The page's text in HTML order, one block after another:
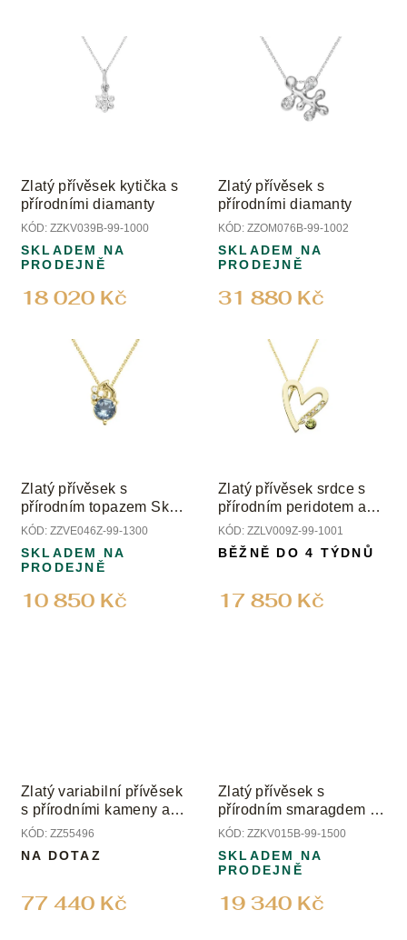
o
d
u
k
ů
Zlatý přívěsek kytička s
přírodními diamanty
KÓD: ZZKV039B-99-1000
18 020 Kč
SKLADEM NA
PRODEJNĚ
Zlatý přívěsek s
přírodními diamanty
KÓD: ZZOM076B-99-1002
31 880 Kč
SKLADEM NA
PRODEJNĚ
Zlatý přívěsek s
přírodním topazem Sky
a diamanty
KÓD: ZZVE046Z-99-1300
10 850 Kč
SKLADEM NA
PRODEJNĚ
Zlatý přívěsek srdce s
přírodním peridotem a
diamanty
KÓD: ZZLV009Z-99-1001
17 850 Kč
BĚŽNĚ DO 4 TÝDNŮ
Zlatý variabilní přívěsek
s přírodními kameny a
diamanty
KÓD: ZZ55496
77 440 Kč
NA DOTAZ
Zlatý přívěsek s
přírodním smaragdem a
diamanty
KÓD: ZZKV015B-99-1500
19 340 Kč
SKLADEM NA
PRODEJNĚ